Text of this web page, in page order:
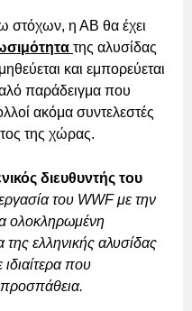
στόχων, η ΑΒ θα έχει
της αλυσίδας
και εμπορεύεται
παράδειγμα που
ακόμα συντελεστές
της χώρας.
διευθυντής του
του WWF με την
ολοκληρωμένη
της ελληνικής αλυσίδας
που